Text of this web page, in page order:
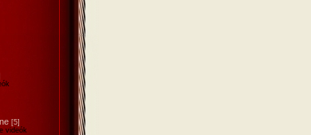
[5]
videók